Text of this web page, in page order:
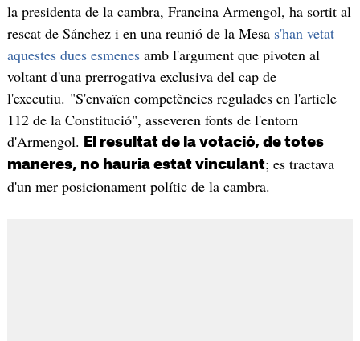
la presidenta de la cambra, Francina Armengol, ha sortit al
rescat de Sánchez i en una reunió de la Mesa s'han vetat
aquestes dues esmenesamb l'argument que pivoten al
voltant d'una prerrogativa exclusiva del cap de
l'executiu. "S'envaïen competències regulades en l'article
112 de la Constitució", asseveren fonts de l'entorn
d'Armengol.
El resultat de la votació, de totes
maneres, no hauria estat vinculant; es tractava
d'un mer posicionament polític de la cambra.